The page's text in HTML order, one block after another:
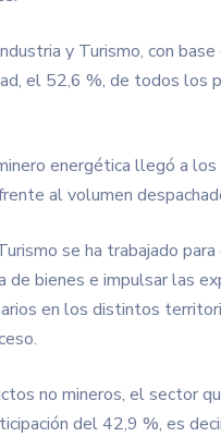
y Turismo, con
el 52,6 %, de todos los
energética llegó a
al volumen
se ha trabajado
bienes e impulsar las
en los distintos
no mineros, el sector
del 42,9 %, es